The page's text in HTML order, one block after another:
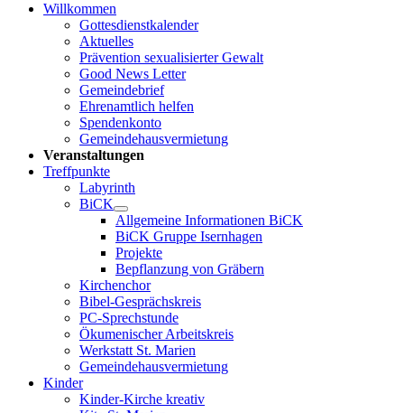
Willkommen
Gottesdienstkalender
Aktuelles
Prävention sexualisierter Gewalt
Good News Letter
Gemeindebrief
Ehrenamtlich helfen
Spendenkonto
Gemeindehausvermietung
Veranstaltungen
Treffpunkte
Labyrinth
BiCK
Allgemeine Informationen BiCK
BiCK Gruppe Isernhagen
Projekte
Bepflanzung von Gräbern
Kirchenchor
Bibel-Gesprächskreis
PC-Sprechstunde
Ökumenischer Arbeitskreis
Werkstatt St. Marien
Gemeindehausvermietung
Kinder
Kinder-Kirche kreativ